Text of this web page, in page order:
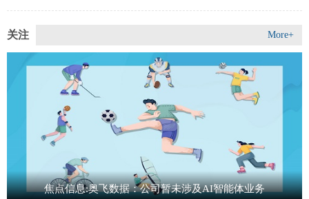
关注 More+
焦点信息:奥飞数据：公司暂未涉及AI智能体业务